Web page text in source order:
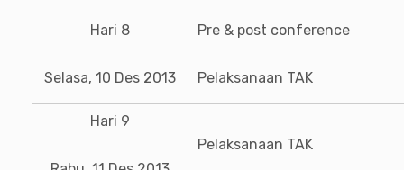
Hari 8
Selasa, 10 Des 2013
Pre & post conference
Pelaksanaan TAK
Hari 9
Pelaksanaan TAK